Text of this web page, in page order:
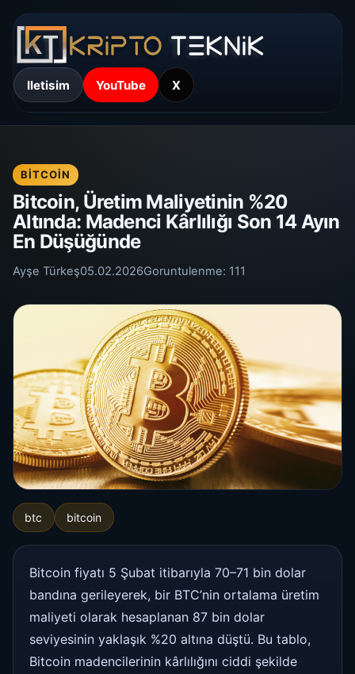
Iletisim YouTube X
BITCOIN
Bitcoin, Üretim Maliyetinin %20
Altında: Madenci Kârlılığı Son 14 Ayın
En Düşüğünde
Ayşe Türkeş05.02.2026Goruntulenme: 111
btc bitcoin
Bitcoin fiyatı 5 Şubat itibarıyla 70–71 bin dolar
bandına gerileyerek, bir BTC’nin ortalama üretim
maliyeti olarak hesaplanan 87 bin dolar
seviyesinin yaklaşık %20 altına düştü. Bu tablo,
Bitcoin madencilerinin kârlılığını ciddi şekilde